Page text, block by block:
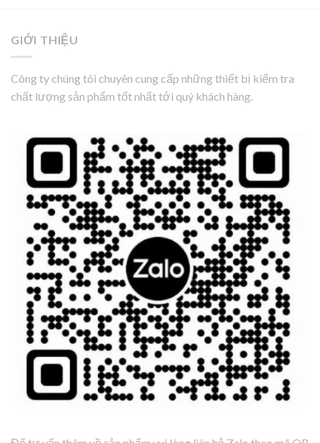
GIỚI THIỆU
Công ty chúng tôi chuyên cung cấp những thiết bị kiểm tra
chất lượng sản phẩm tốt nhất tới quý khách hàng.